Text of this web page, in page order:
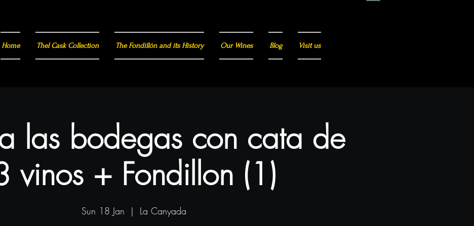
las bodegas con cata de
vinos + Fondillon (1)
Sun 18 Jan
  |
La Canyada
Home Thel Cask Collection The Fondillón and its History Our Wines Blog Visit us